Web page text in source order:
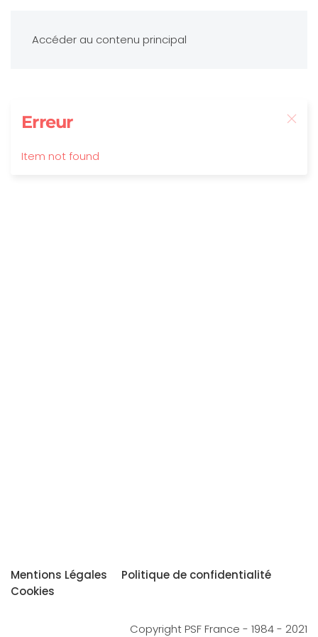
Accéder au contenu principal
Erreur
Item not found
Mentions Légales
Politique de confidentialité
Cookies
Copyright PSF France - 1984 - 2021